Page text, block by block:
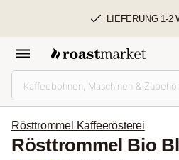
LIEFERUNG 1-2
Rösttrommel Kaffeerösterei
Rösttrommel Bio